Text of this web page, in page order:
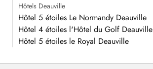
Hôtels Deauville
Hôtel 5 étoiles Le Normandy Deauville
Hôtel 4 étoiles l'Hôtel du Golf Deauville
Hôtel 5 étoiles le Royal Deauville